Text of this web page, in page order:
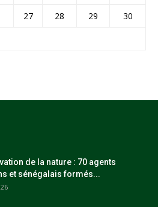
27 28 29
30
de la nature : 70 agents
et sénégalais formés...